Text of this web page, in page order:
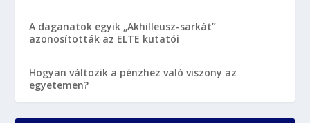
A daganatok egyik „Akhilleusz-sarkát”
azonosították az ELTE kutatói
Hogyan változik a pénzhez való viszony az
egyetemen?